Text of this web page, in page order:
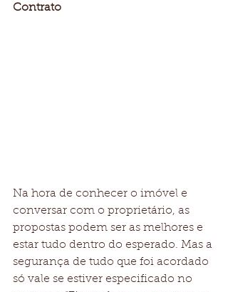
Contrato
Na hora de conhecer o imóvel e
conversar com o proprietário, as
propostas podem ser as melhores e
estar tudo dentro do esperado. Mas a
segurança de tudo que foi acordado
só vale se estiver especificado no